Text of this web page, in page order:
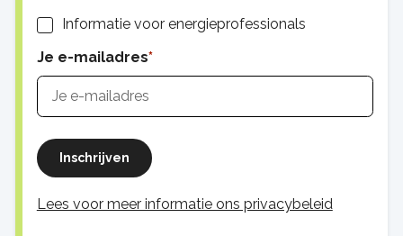
Informatie voor energieprofessionals
Je e-mailadres
Inschrijven
Lees voor meer informatie ons privacybeleid